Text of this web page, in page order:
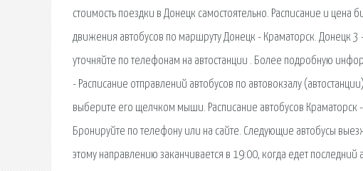
стоимость поездки в Донецк самостоятельно. Расписание и цена
движения автобусов по маршруту Донецк - Краматорск. Донецк 3
уточняйте по телефонам на автостанции . Более подробную
- Расписание отправлений автобусов по автовокзалу
выберите его щелчком мыши. Расписание автобусов Краматорск
Бронируйте по телефону или на сайте. Следующие автобусы
этому направлению заканчивается в 19:00, когда едет